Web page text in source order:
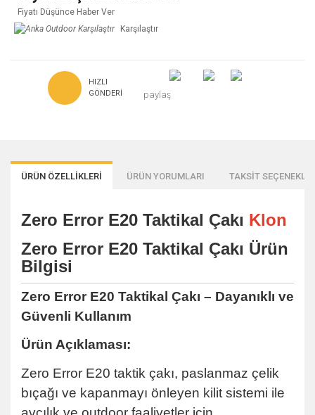
Fiyatı Düşünce Haber Ver
Karşılaştır
HIZLI
GÖNDERI
paylaş
ÜRÜN ÖZELLİKLERİ ÜRÜN YORUMLARI TAKSİT
Zero Error E20 Taktikal Çakı Klon
Zero Error E20 Taktikal Çakı Ürün
Bilgisi
Zero Error E20 Taktikal Çakı – Dayanıklı ve
Güvenli Kullanım
Ürün Açıklaması:
Zero Error E20 taktik çakı, paslanmaz çelik
bıçağı ve kapanmayı önleyen kilit sistemi ile